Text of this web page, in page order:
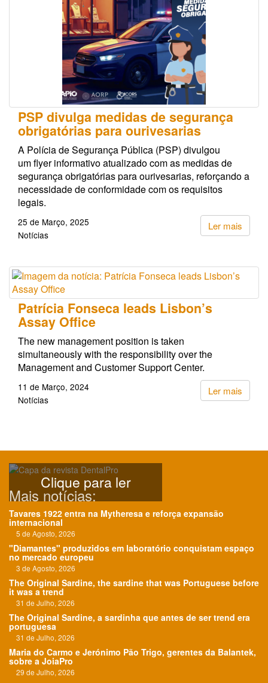
PSP divulga medidas de segurança
obrigatórias para ourivesarias
A Polícia de Segurança Pública (PSP) divulgou
um flyer informativo atualizado com as medidas de
segurança obrigatórias para ourivesarias, reforçando a
necessidade de conformidade com os requisitos
legais.
Ler mais
25 de Março, 2025
Notícias
Patrícia Fonseca leads Lisbon’s
Assay Office
The new management position is taken
simultaneously with the responsibility over the
Management and Customer Support Center.
Ler mais
11 de Março, 2024
Notícias
Clique para ler
Mais notícias:
Tavares 1922 entra na Mytheresa e reforça expansão
internacional
5 de Agosto, 2026
"Diamantes" produzidos em laboratório conquistam espaço
no mercado europeu
3 de Agosto, 2026
The Original Sardine, the sardine that was Portuguese before
it was a trend
31 de Julho, 2026
The Original Sardine, a sardinha que antes de ser trend era
portuguesa
31 de Julho, 2026
Maria do Carmo e Jerónimo Pão Trigo, gerentes da Balantek,
sobre a JoiaPro
29 de Julho, 2026